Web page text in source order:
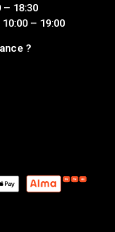
– 18:30
– 19:00
?